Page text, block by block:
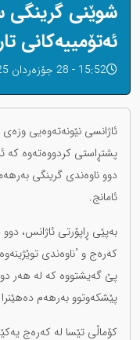
شوێنی گرینگی
ئەتۆمییەکانی
15:52 - 28 جۆزەردان 2725
پشتڕاستی کردووەتەوە کە
دوو ناوەندی گرینگی
ئامانج.
بەپێی ڕاپۆرتی ئاژانس، دوو
کەرەج و "ناوەندی
پێ گەیشتووە کە لە هەر
پێشکەوتوو بەرهەم
کۆماڵی تێسا لە کەرەج